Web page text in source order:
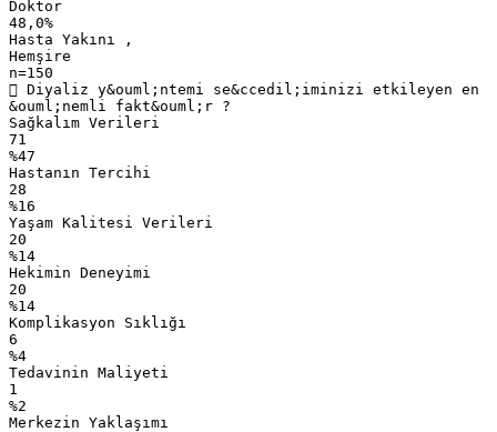
Doktor
48,0%
Hasta Yakını ,
Hemşire
n=150
 Diyaliz y&ouml;ntemi se&ccedil;iminizi etkileyen en
&ouml;nemli fakt&ouml;r ?
Sağkalım Verileri
71
%47
Hastanın Tercihi
28
%16
Yaşam Kalitesi Verileri
20
%14
Hekimin Deneyimi
20
%14
Komplikasyon Sıklığı
6
%4
Tedavinin Maliyeti
1
%2
Merkezin Yaklaşımı